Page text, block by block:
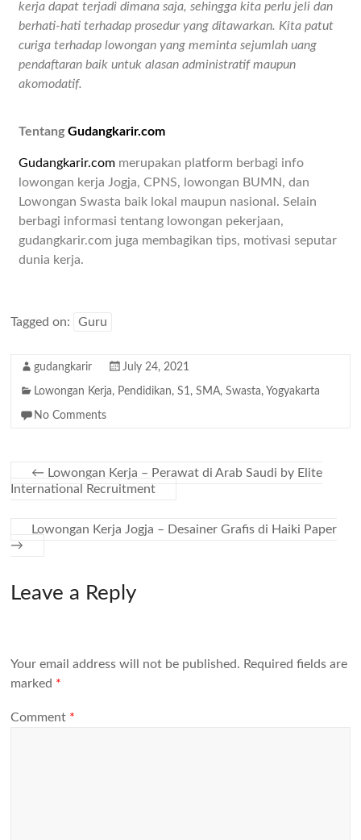
kerja dapat terjadi dimana saja, sehingga kita perlu jeli dan
berhati-hati terhadap prosedur yang ditawarkan. Kita patut
curiga terhadap lowongan yang meminta sejumlah uang
pendaftaran baik untuk alasan administratif maupun
akomodatif.
TentangGudangkarir.com
Gudangkarir.com merupakan platform berbagi info
lowongan kerja Jogja, CPNS, lowongan BUMN, dan
Lowongan Swasta baik lokal maupun nasional. Selain
berbagi informasi tentang lowongan pekerjaan,
gudangkarir.com juga membagikan tips, motivasi seputar
dunia kerja.
Tagged on: Guru
gudangkarir July 24, 2021
Lowongan Kerja, Pendidikan,S1,SMA,Swasta, Yogyakarta
No Comments
← Lowongan Kerja – Perawat di Arab Saudi by Elite
International Recruitment
Lowongan Kerja Jogja – Desainer Grafis di Haiki Paper
→
Leave a Reply
Your email address will not be published. Required fields are
marked *
Comment *